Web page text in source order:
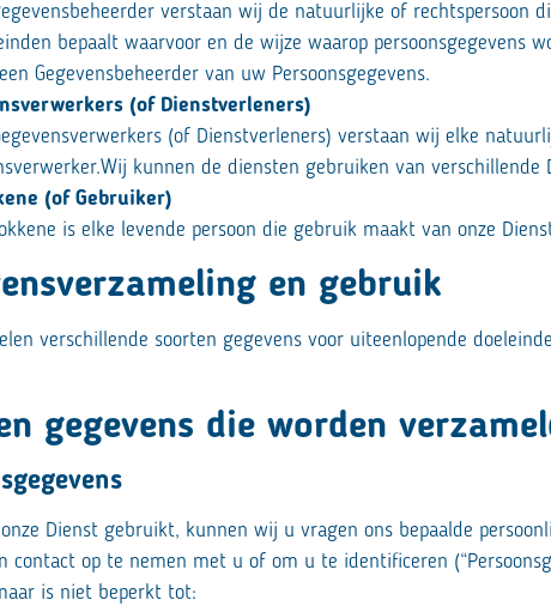
verstaan wij de natuurlijke of rechtspersoon
bepaalt waarvoor en de wijze waarop
Gegevensbeheerder van uw Persoonsgegevens.
(of Dienstverleners)
(of Dienstverleners) verstaan wij elke
kunnen de diensten gebruiken van
(of Gebruiker)
is elke levende persoon die gebruik maakt van onze
en gebruik
verschillende soorten gegevens voor uiteenlopende
gegevens die worden
Dienst gebruikt, kunnen wij u vragen ons bepaalde
contact op te nemen met u of om u te identificeren
is niet beperkt tot: